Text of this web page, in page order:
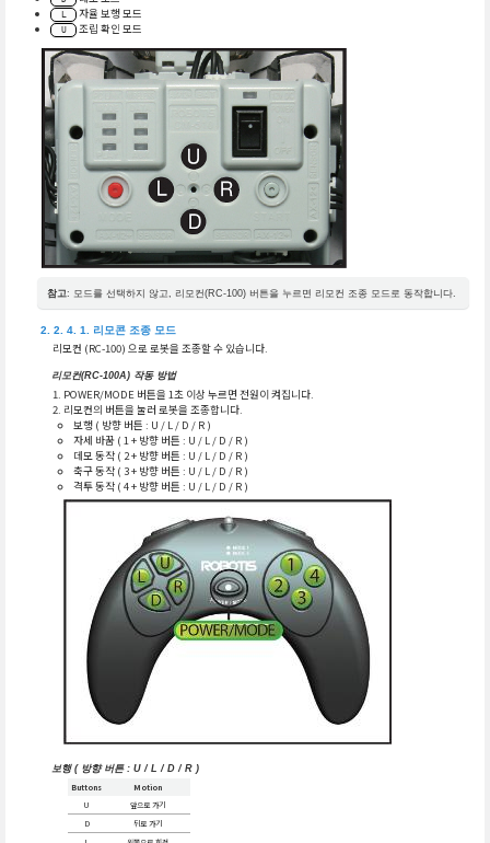
L 자율 보행 모드
U 조립 확인 모드
참고: 모드를 선택하지 않고, 리모컨(RC-100) 버튼을 누르면 리모컨 조종 모드로 동작합니다.
리모콘 조종 모드
리모컨 (RC-100) 으로 로봇을 조종할 수 있습니다.
리모컨(RC-100A) 작동 방법
POWER/MODE 버튼을 1초 이상 누르면 전원이 켜집니다.
리모컨의 버튼을 눌러 로봇을 조종합니다.
보행 ( 방향 버튼 : U / L / D / R )
자세 바꿈 ( 1 + 방향 버튼 : U / L / D / R )
데모 동작 ( 2 + 방향 버튼 : U / L / D / R )
축구 동작 ( 3 + 방향 버튼 : U / L / D / R )
격투 동작 ( 4 + 방향 버튼 : U / L / D / R )
보행 ( 방향 버튼 : U / L / D / R )
Buttons
Motion
U
앞으로 가기
D
뒤로 가기